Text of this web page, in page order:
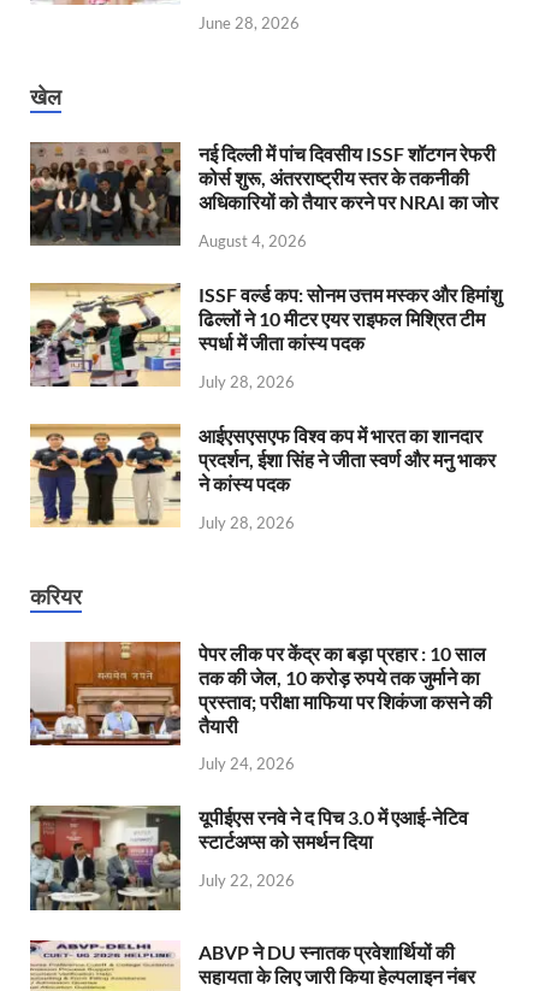
June 28, 2026
खेल
नई दिल्ली में पांच दिवसीय ISSF शॉटगन रेफरी
कोर्स शुरू, अंतरराष्ट्रीय स्तर के तकनीकी
अधिकारियों को तैयार करने पर NRAI का जोर
August 4, 2026
ISSF वर्ल्ड कप: सोनम उत्तम मस्कर और हिमांशु
ढिल्लों ने 10 मीटर एयर राइफल मिश्रित टीम
स्पर्धा में जीता कांस्य पदक
July 28, 2026
आईएसएसएफ विश्व कप में भारत का शानदार
प्रदर्शन, ईशा सिंह ने जीता स्वर्ण और मनु भाकर
ने कांस्य पदक
July 28, 2026
करियर
पेपर लीक पर केंद्र का बड़ा प्रहार : 10 साल
तक की जेल, 10 करोड़ रुपये तक जुर्माने का
प्रस्ताव; परीक्षा माफिया पर शिकंजा कसने की
तैयारी
July 24, 2026
यूपीईएस रनवे ने द पिच 3.0 में एआई-नेटिव
स्टार्टअप्स को समर्थन दिया
July 22, 2026
ABVP ने DU स्नातक प्रवेशार्थियों की
सहायता के लिए जारी किया हेल्पलाइन नंबर